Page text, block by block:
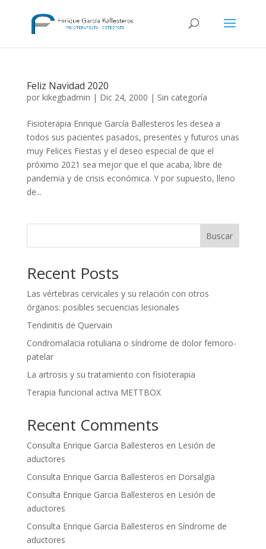
Feliz Navidad 2020
por kikegbadmin | Dic 24, 2000 | Sin categoría
Fisioterapia Enrique García Ballesteros les desea a
todos sus pacientes pasados, presentes y futuros unas
muy Felices Fiestas y el deseo especial de que el
próximo 2021 sea mejor que el que acaba, libre de
pandemia y de crisis económica. Y por supuesto, lleno
de...
Buscar
Recent Posts
Las vértebras cervicales y su relación con otros
órganos: posibles secuencias lesionales
Tendinitis de Quervain
Condromalacia rotuliana o síndrome de dolor femoro-
patelar
La artrosis y su tratamiento con fisioterapia
Terapia funcional activa METTBOX
Recent Comments
Consulta Enrique Garcia Ballesteros en Lesión de
aductores
Consulta Enrique Garcia Ballesteros en Dorsalgia
Consulta Enrique Garcia Ballesteros en Lesión de
aductores
Consulta Enrique Garcia Ballesteros en Síndrome de
aductores